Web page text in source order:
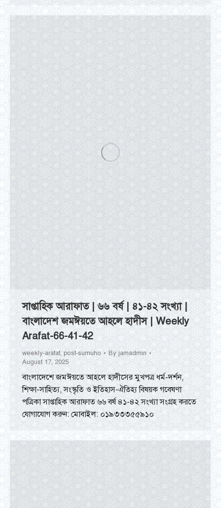
সাপ্তাহিক আরাফাত | ৬৬ বর্ষ | ৪১-৪২ সংখ্যা |
বাংলাদেশ জমঈয়তে আহলে হাদীস | Weekly
Arafat-66-41-42
weekly-arafat, post-sumuho By jamadmin
August 17, 2025
বাংলাদেশে জমঈয়তে আহলে হাদীসের মুখপত্র ধর্ম-দর্শন,
শিক্ষা-সাহিত্য, সংস্কৃতি ও ইতিহাস-ঐতিহ্য বিষয়ক গবেষণা
পত্রিকা সাপ্তাহিক আরাফাত ৬৬ বর্ষ ৪১-৪২ সংখ্যা সংগ্রহ করতে
যোগাযোগ করুন: মোবাইল: ০১৯৩৩৩৫৫৯১০